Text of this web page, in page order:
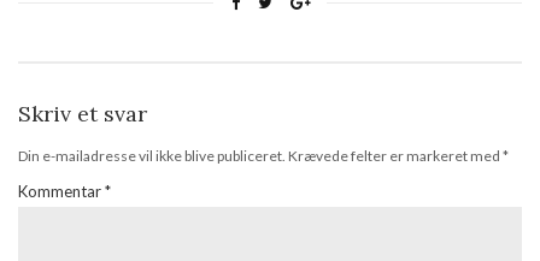
Skriv et svar
Din e-mailadresse vil ikke blive publiceret. Krævede felter er markeret med *
Kommentar*